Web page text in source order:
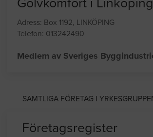
Golvkomfort i
Adress: Box 1192, LINKÖPING
Telefon: 013242490
Medlem av Sveriges
SAMTLIGA FÖRETAG I
Företagsregister